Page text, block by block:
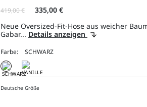
Neue Oversized-Fit-Hose aus weicher
Gabar... Details anzeigen
Farbe:
Deutsche Größe